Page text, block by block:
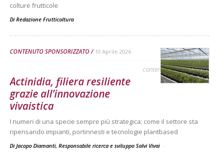
colture frutticole
Di Redazione Frutticoltura
CONTENUTO SPONSORIZZATO 10 Aprile 2026
contenuto sponsorizzato
Actinidia, filiera resiliente
grazie all’innovazione
vivaistica
I numeri di una specie sempre più strategica: come il settore sta
ripensando impianti, portinnesti e tecnologie plantbased
Di Jacopo Diamanti, Responsabile ricerca e sviluppo Salvi Vivai -